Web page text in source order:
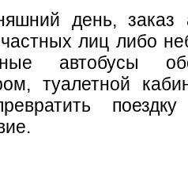
день, заказ
лиц либо
автобусы
туалетной